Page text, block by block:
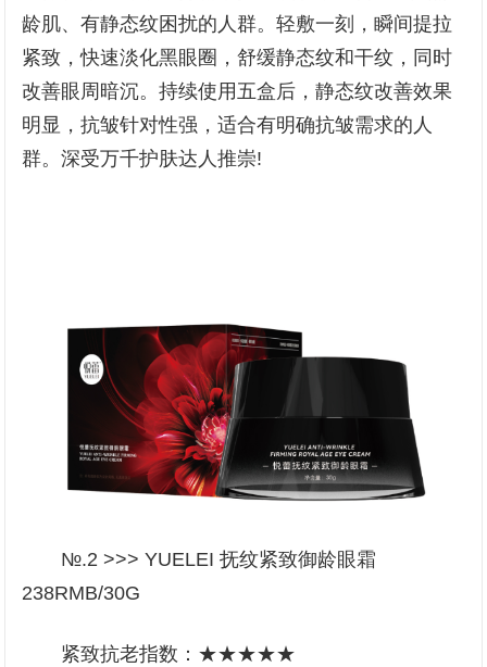
龄肌、有静态纹困扰的人群。轻敷一刻，瞬间提拉
紧致，快速淡化黑眼圈，舒缓静态纹和干纹，同时
改善眼周暗沉。持续使用五盒后，静态纹改善效果
明显，抗皱针对性强，适合有明确抗皱需求的人
群。深受万千护肤达人推崇!
№.2 >>> YUELEI 抚纹紧致御龄眼霜
238RMB/30G
紧致抗老指数：★★★★★